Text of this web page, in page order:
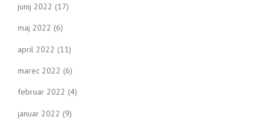
junij 2022 (17)
maj 2022 (6)
april 2022 (11)
marec 2022 (6)
februar 2022 (4)
januar 2022 (9)